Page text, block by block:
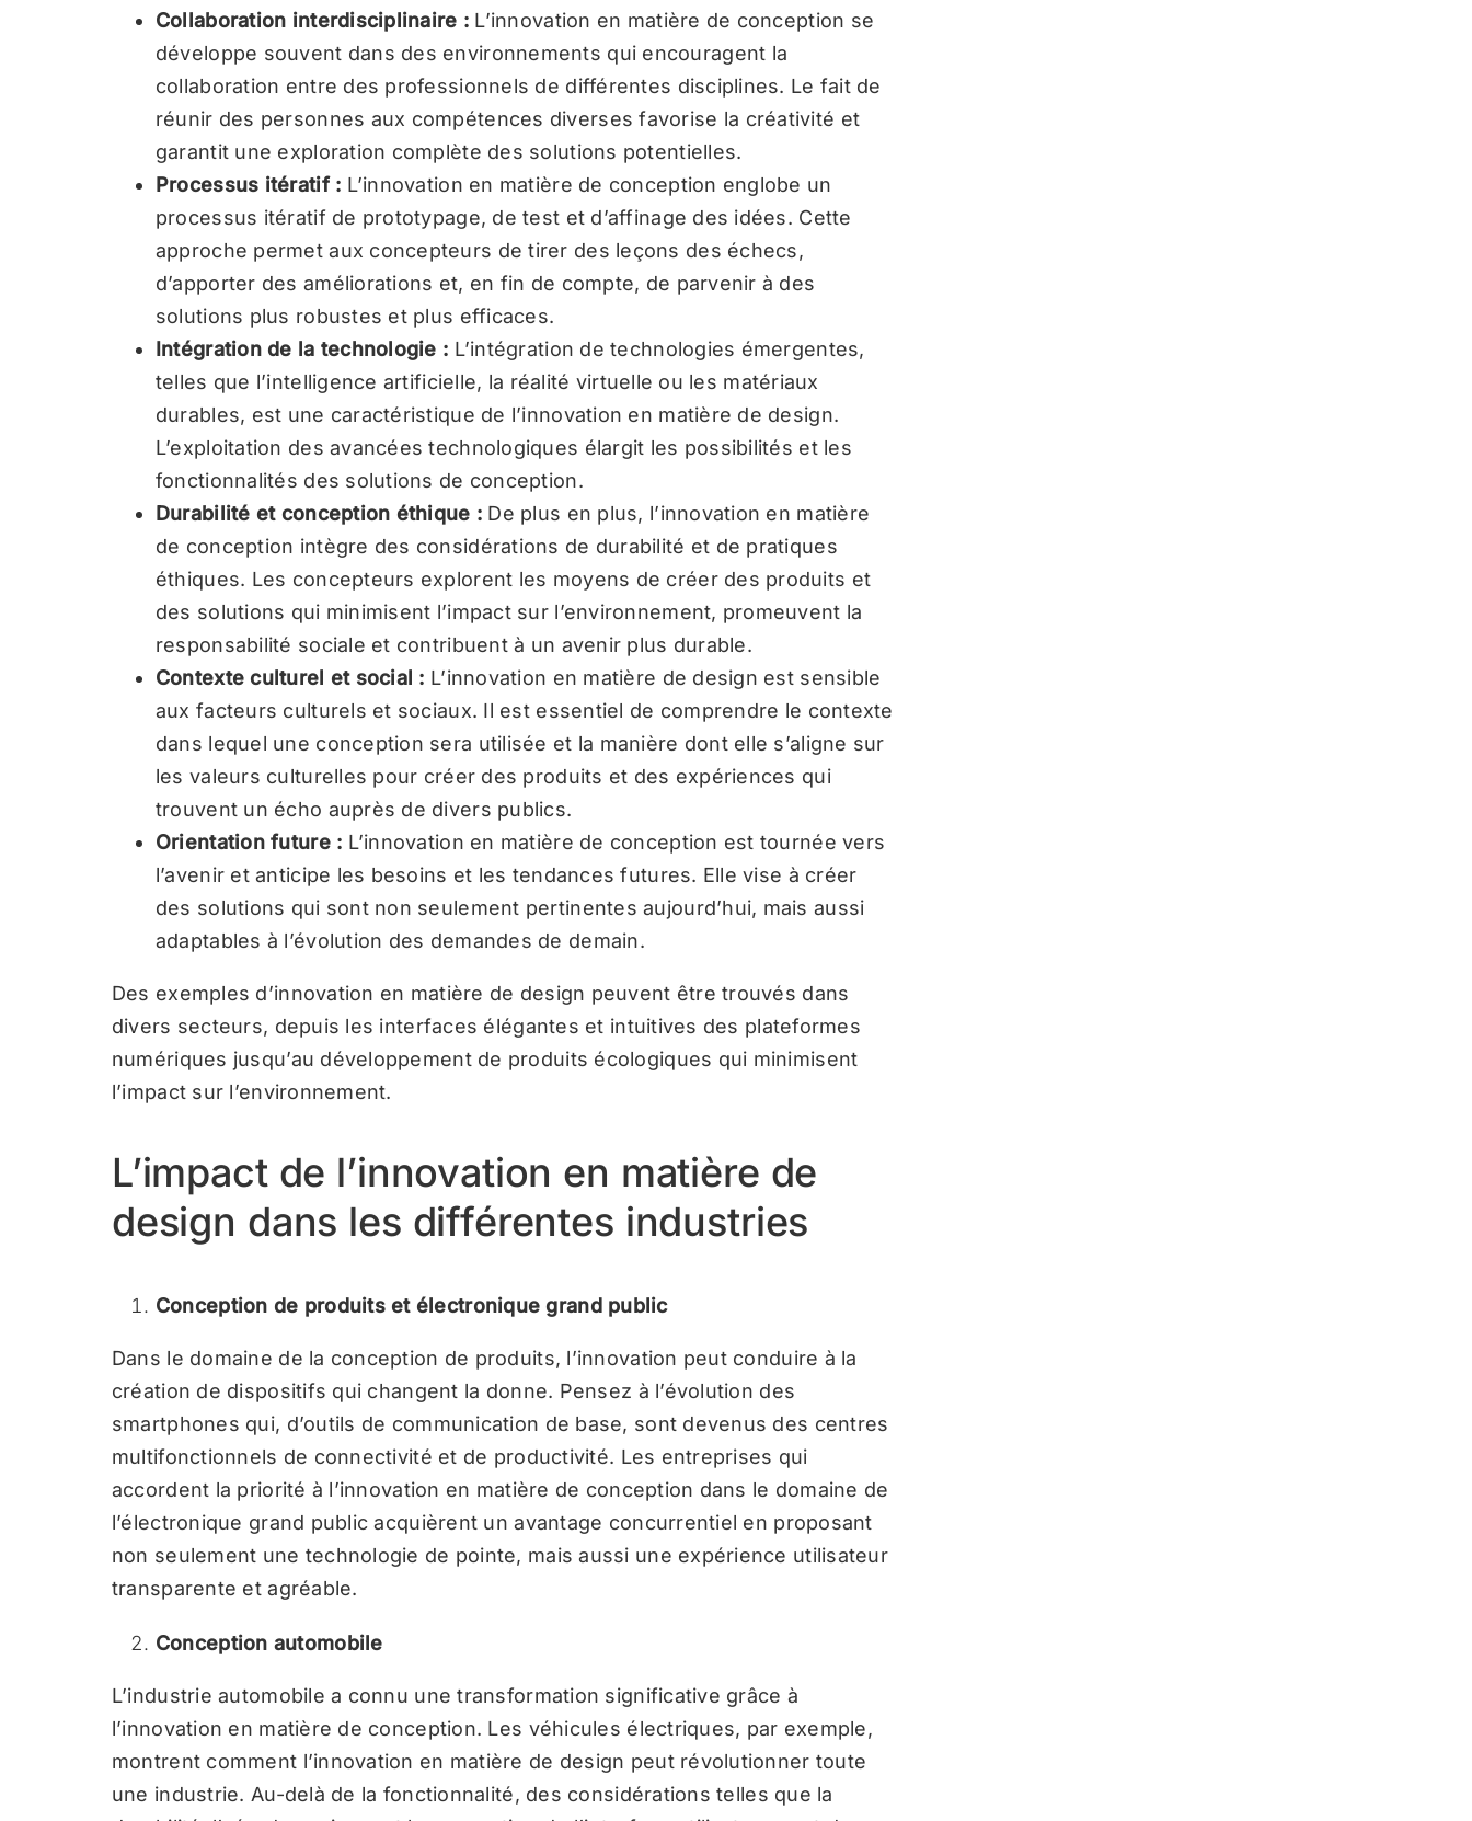
Collaboration interdisciplinaire : L’innovation en matière de conception se
développe souvent dans des environnements qui encouragent la
collaboration entre des professionnels de différentes disciplines. Le fait de
réunir des personnes aux compétences diverses favorise la créativité et
garantit une exploration complète des solutions potentielles.
Processus itératif : L’innovation en matière de conception englobe un
processus itératif de prototypage, de test et d’affinage des idées. Cette
approche permet aux concepteurs de tirer des leçons des échecs,
d’apporter des améliorations et, en fin de compte, de parvenir à des
solutions plus robustes et plus efficaces.
Intégration de la technologie : L’intégration de technologies émergentes,
telles que l’intelligence artificielle, la réalité virtuelle ou les matériaux
durables, est une caractéristique de l’innovation en matière de design.
L’exploitation des avancées technologiques élargit les possibilités et les
fonctionnalités des solutions de conception.
Durabilité et conception éthique : De plus en plus, l’innovation en matière
de conception intègre des considérations de durabilité et de pratiques
éthiques. Les concepteurs explorent les moyens de créer des produits et
des solutions qui minimisent l’impact sur l’environnement, promeuvent la
responsabilité sociale et contribuent à un avenir plus durable.
Contexte culturel et social : L’innovation en matière de design est sensible
aux facteurs culturels et sociaux. Il est essentiel de comprendre le contexte
dans lequel une conception sera utilisée et la manière dont elle s’aligne sur
les valeurs culturelles pour créer des produits et des expériences qui
trouvent un écho auprès de divers publics.
Orientation future : L’innovation en matière de conception est tournée vers
l’avenir et anticipe les besoins et les tendances futures. Elle vise à créer
des solutions qui sont non seulement pertinentes aujourd’hui, mais aussi
adaptables à l’évolution des demandes de demain.
Des exemples d’innovation en matière de design peuvent être trouvés dans
divers secteurs, depuis les interfaces élégantes et intuitives des plateformes
numériques jusqu’au développement de produits écologiques qui minimisent
l’impact sur l’environnement.
L’impact de l’innovation en matière de
design dans les différentes industries
Conception de produits et électronique grand public
Dans le domaine de la conception de produits, l’innovation peut conduire à la
création de dispositifs qui changent la donne. Pensez à l’évolution des
smartphones qui, d’outils de communication de base, sont devenus des centres
multifonctionnels de connectivité et de productivité. Les entreprises qui
accordent la priorité à l’innovation en matière de conception dans le domaine de
l’électronique grand public acquièrent un avantage concurrentiel en proposant
non seulement une technologie de pointe, mais aussi une expérience utilisateur
transparente et agréable.
Conception automobile
L’industrie automobile a connu une transformation significative grâce à
l’innovation en matière de conception. Les véhicules électriques, par exemple,
montrent comment l’innovation en matière de design peut révolutionner toute
une industrie. Au-delà de la fonctionnalité, des considérations telles que la